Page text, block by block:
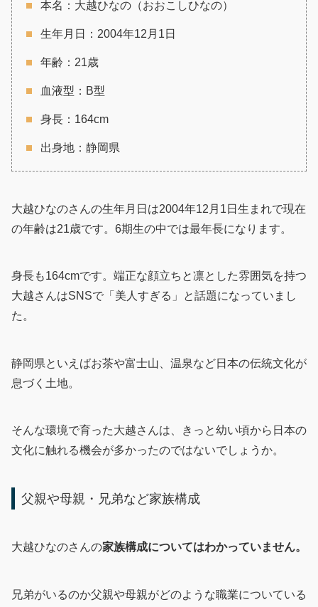
本名：大越ひなの（おおこしひなの）
生年月日：2004年12月1日
年齢：21歳
血液型：B型
身長：164cm
出身地：静岡県
大越ひなのさんの生年月日は2004年12月1日生まれで現在
の年齢は21歳です。6期生の中では最年長になります。
身長も164cmです。端正な顔立ちと凛とした雰囲気を持つ
大越さんはSNSで「美人すぎる」と話題になっていまし
た。
静岡県といえばお茶や富士山、温泉など日本の伝統文化が
息づく土地。
そんな環境で育った大越さんは、きっと幼い頃から日本の
文化に触れる機会が多かったのではないでしょうか。
父親や母親・兄弟など家族構成
大越ひなのさんの家族構成についてはわかっていません。
兄弟がいるのか父親や母親がどのような職業についている